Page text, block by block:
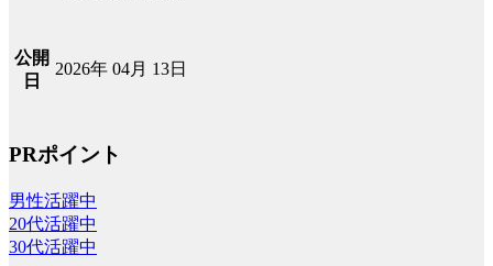
公開
日
2026年 04月 13日
PRポイント
男性活躍中
20代活躍中
30代活躍中